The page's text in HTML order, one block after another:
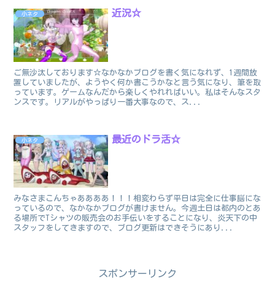
小ネタ 近況☆
ご無沙汰しております☆なかなかブログを書く気になれず、1週間放
置していましたが、ようやく何か書こうかなと言う気になり、筆を取
っています。ゲームなんだから楽しくやれればいい。私はそんなスタ
ンスです。リアルがやっぱり一番大事なので、ス...
小ネタ 最近のドラ活☆
みなさまこんちゃああああ！！！相変わらず平日は完全に仕事脳にな
っているので、なかなかブログが書けません。今週土日は都内のとあ
る場所でTシャツの販売会のお手伝いをすることになり、炎天下の中
スタッフをしてきますので、ブログ更新はできそうにあり...
スポンサーリンク